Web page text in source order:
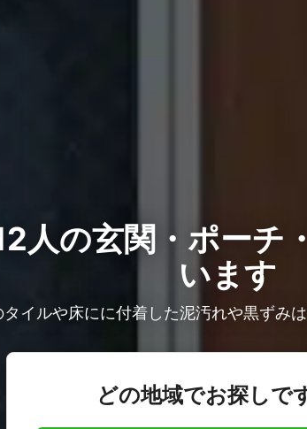
人の玄関・ポーチ
います
イルや床にに付着した泥汚れや黒ずみ
どの地域でお探しで